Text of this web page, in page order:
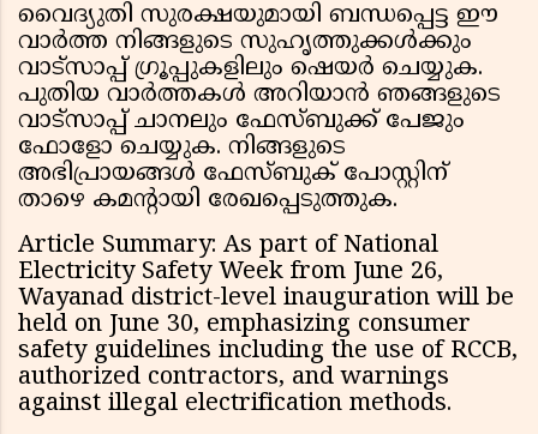
വൈദ്യുതി സുരക്ഷയുമായി ബന്ധപ്പെട്ട ഈ
വാർത്ത നിങ്ങളുടെ സുഹൃത്തുക്കൾക്കും
വാട്സാപ്പ് ഗ്രൂപ്പുകളിലും ഷെയർ ചെയ്യുക.
പുതിയ വാർത്തകൾ അറിയാൻ ഞങ്ങളുടെ
വാട്സാപ്പ് ചാനലും ഫേസ്ബുക്ക് പേജും
ഫോളോ ചെയ്യുക. നിങ്ങളുടെ
അഭിപ്രായങ്ങൾ ഫേസ്ബുക് പോസ്റ്റിന്
താഴെ കമന്റായി രേഖപ്പെടുത്തുക.
Article Summary: As part of National
Electricity Safety Week from June 26,
Wayanad district-level inauguration will be
held on June 30, emphasizing consumer
safety guidelines including the use of RCCB,
authorized contractors, and warnings
against illegal electrification methods.